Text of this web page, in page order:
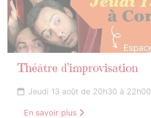
Théâtre d’improvisation
Jeudi 13 août de 20h30 à 22h00
En savoir plus